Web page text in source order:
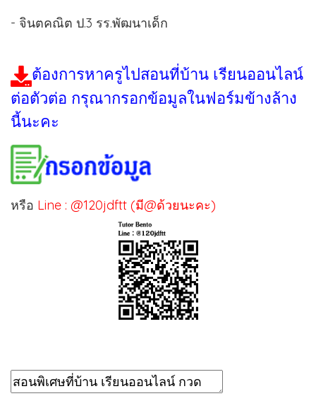
- จินตคณิต ป.3 รร.พัฒนาเด็ก
ต้องการหาครูไปสอนที่บ้าน เรียนออนไลน์
ต่อตัวต่อ กรุณากรอกข้อมูลในฟอร์มข้างล้าง
นี้นะคะ
หรือ Line : @120jdftt (มี@ด้วยนะคะ)